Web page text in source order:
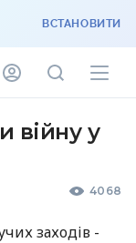
ВСТАНОВИТИ
війну у
4068
заходів -